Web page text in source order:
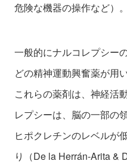
危険な機器の操作など）。
一般的にナルコレプシー
どの精神運動興奮薬が用
これらの薬剤は、神経活
レプシーは、脳の一部の
ヒポクレチンのレベルが
り（De la Herrán-Arita &